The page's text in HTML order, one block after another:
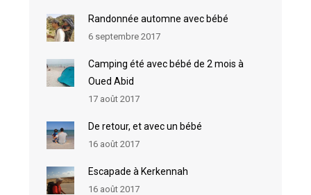
Randonnée automne avec bébé
6 septembre 2017
Camping été avec bébé de 2 mois à
Oued Abid
17 août 2017
De retour, et avec un bébé
16 août 2017
Escapade à Kerkennah
16 août 2017